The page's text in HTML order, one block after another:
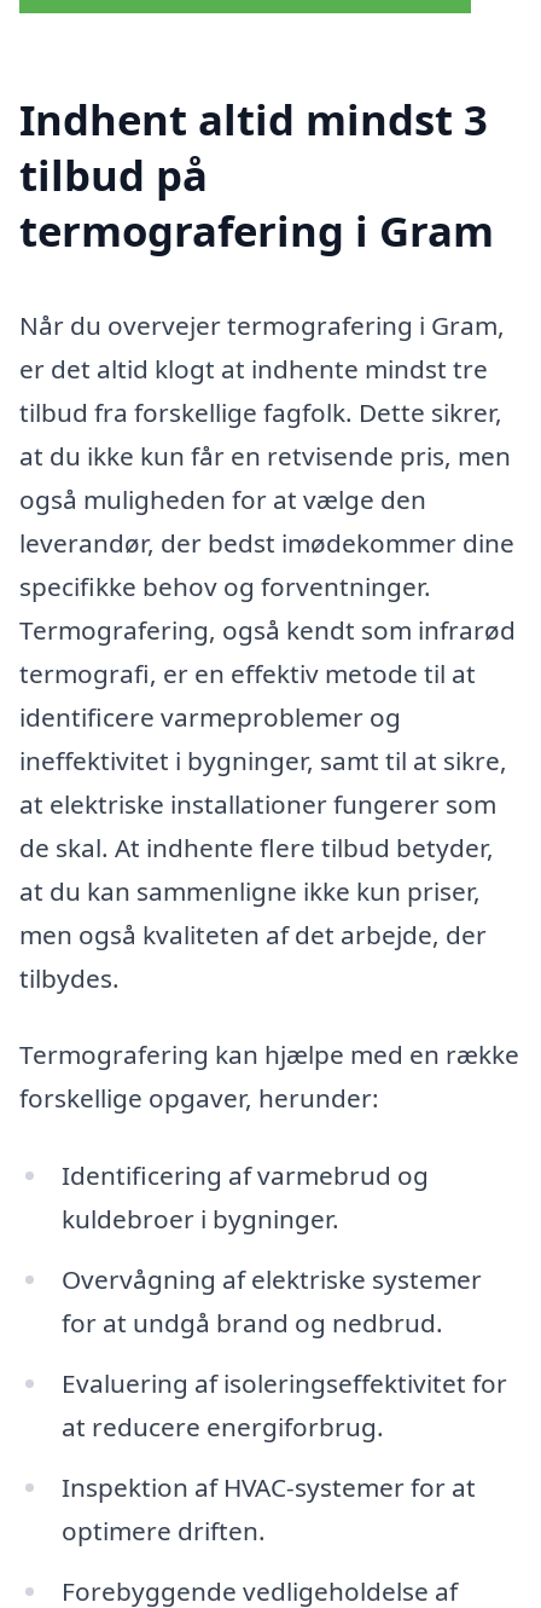
Indhent altid mindst 3
tilbud på
termografering i Gram
Når du overvejer termografering i Gram,
er det altid klogt at indhente mindst tre
tilbud fra forskellige fagfolk. Dette sikrer,
at du ikke kun får en retvisende pris, men
også muligheden for at vælge den
leverandør, der bedst imødekommer dine
specifikke behov og forventninger.
Termografering, også kendt som infrarød
termografi, er en effektiv metode til at
identificere varmeproblemer og
ineffektivitet i bygninger, samt til at sikre,
at elektriske installationer fungerer som
de skal. At indhente flere tilbud betyder,
at du kan sammenligne ikke kun priser,
men også kvaliteten af det arbejde, der
tilbydes.
Termografering kan hjælpe med en række
forskellige opgaver, herunder:
Identificering af varmebrud og
kuldebroer i bygninger.
Overvågning af elektriske systemer
for at undgå brand og nedbrud.
Evaluering af isoleringseffektivitet for
at reducere energiforbrug.
Inspektion af HVAC-systemer for at
optimere driften.
Forebyggende vedligeholdelse af